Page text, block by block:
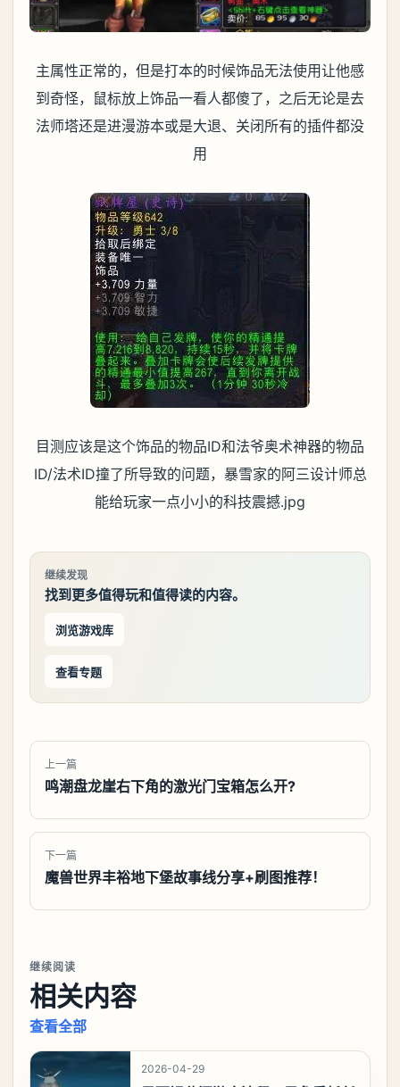
主属性正常的，但是打本的时候饰品无法使用让他感
到奇怪，鼠标放上饰品一看人都傻了，之后无论是去
法师塔还是进漫游本或是大退、关闭所有的插件都没
用
目测应该是这个饰品的物品ID和法爷奥术神器的物品
ID/法术ID撞了所导致的问题， 暴雪家的阿三设计师总
能给玩家一点小小的科技震撼.jpg
继续发现
找到更多值得玩和值得读的内容。
浏览游戏库
查看专题
上一篇
鸣潮盘龙崖右下角的激光门宝箱怎么开?
下一篇
魔兽世界丰裕地下堡故事线分享+刷图推荐！
继续阅读
相关内容
查看全部
2026-04-29